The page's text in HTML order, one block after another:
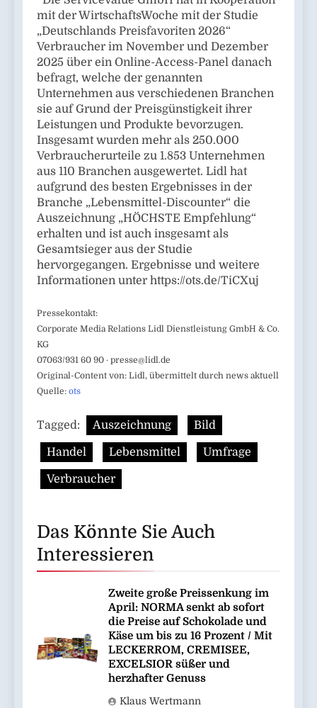
mit der WirtschaftsWoche mit der Studie
„Deutschlands Preisfavoriten 2026“
Verbraucher im November und Dezember
2025 über ein Online-Access-Panel danach
befragt, welche der genannten
Unternehmen aus verschiedenen Branchen
sie auf Grund der Preisgünstigkeit ihrer
Leistungen und Produkte bevorzugen.
Insgesamt wurden mehr als 250.000
Verbraucherurteile zu 1.853 Unternehmen
aus 110 Branchen ausgewertet. Lidl hat
aufgrund des besten Ergebnisses in der
Branche „Lebensmittel-Discounter“ die
Auszeichnung „HÖCHSTE Empfehlung“
erhalten und ist auch insgesamt als
Gesamtsieger aus der Studie
hervorgegangen. Ergebnisse und weitere
Informationen unter https://ots.de/TiCXuj
Pressekontakt:
Corporate Media Relations Lidl Dienstleistung GmbH & Co.
KG
07063/931 60 90 · presse@lidl.de
Original-Content von: Lidl, übermittelt durch news aktuell
Quelle: ots
Tagged: Auszeichnung Bild
Handel Lebensmittel Umfrage
Verbraucher
Das Könnte Sie Auch
Interessieren
Zweite große Preissenkung im
April: NORMA senkt ab sofort
die Preise auf Schokolade und
Käse um bis zu 16 Prozent / Mit
LECKERROM, CREMISEE,
EXCELSIOR süßer und
herzhafter Genuss
Klaus Wertmann